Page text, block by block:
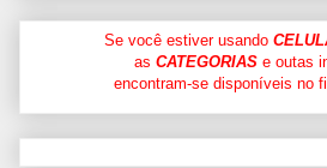
Se você estiver usando
as CATEGORIASe outas
encontram-se disponíveis no